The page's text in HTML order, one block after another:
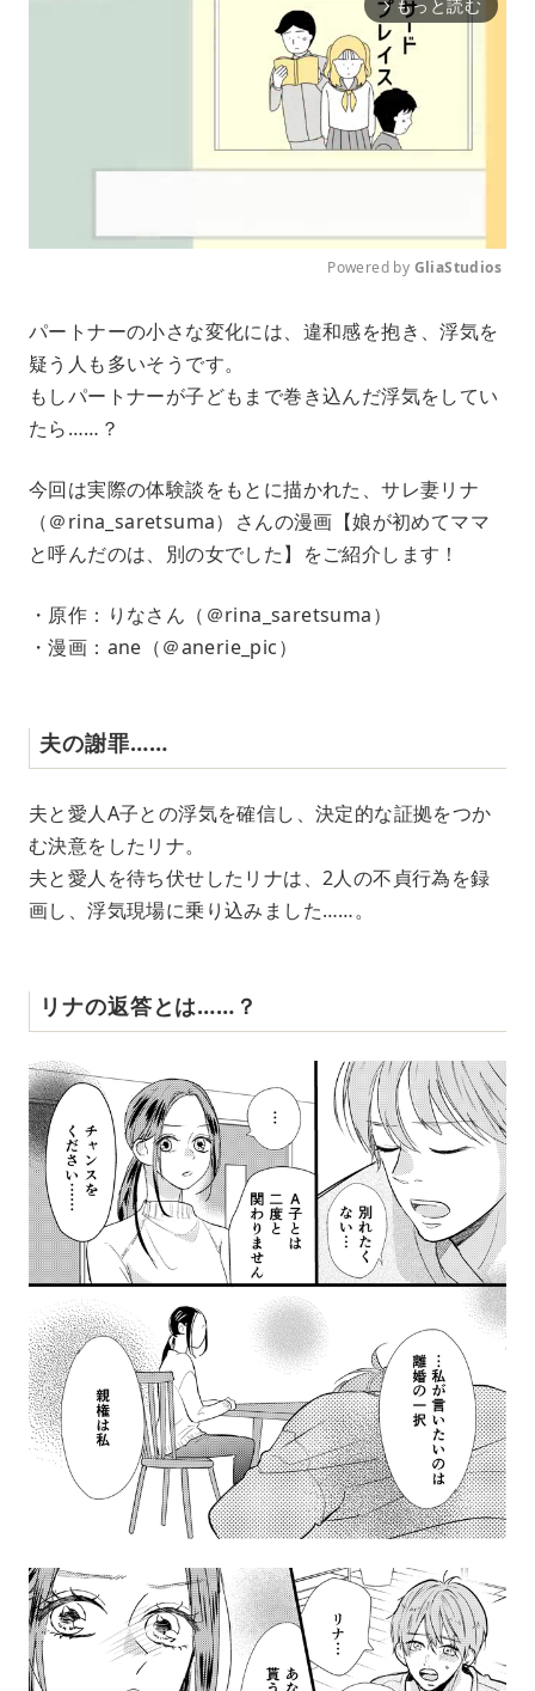
arrow_forward_ios もっと読む
u
e
Powered by GliaStudios
パートナーの小さな変化には、違和感を抱き、浮気を
疑う人も多いそうです。
もしパートナーが子どもまで巻き込んだ浮気をしてい
たら……？
今回は実際の体験談をもとに描かれた、サレ妻リナ
（＠rina_saretsuma）さんの漫画【娘が初めてママ
と呼んだのは、別の女でした】をご紹介します！
・原作：りなさん（＠rina_saretsuma）
・漫画：ane（＠anerie_pic）
夫の謝罪……
夫と愛人A子との浮気を確信し、決定的な証拠をつか
む決意をしたリナ。
夫と愛人を待ち伏せしたリナは、2人の不貞行為を録
画し、浮気現場に乗り込みました……。
リナの返答とは……？